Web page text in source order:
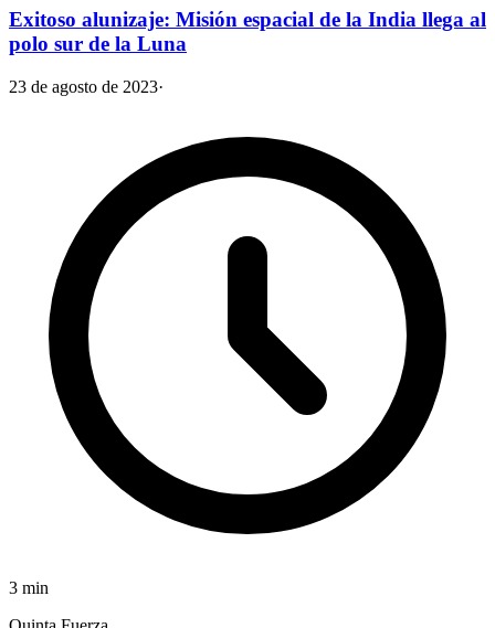
Exitoso alunizaje: Misión espacial de la India llega al
polo sur de la Luna
23 de agosto de 2023·
3 min